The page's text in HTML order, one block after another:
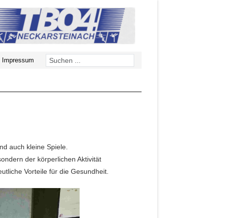
Impressum
auch kleine Spiele.
der körperlichen Aktivität
Vorteile für die Gesundheit.